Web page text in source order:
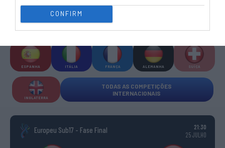
CONFIRM
CHAMPIONS
CHAMPIONS
MEN
WOMEN
TROPHY
ESPANHA ITÁLIA FRANÇA ALEMANHA SUÍÇA
INGLATERRA
TODAS AS COMPETIÇÕES
INTERNACIONAIS
Europeu Sub17 - Fase Final
21:30
25 JULHO